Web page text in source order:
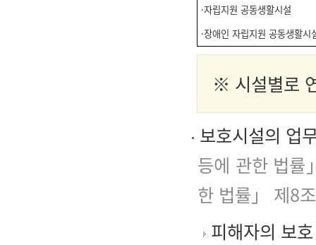
·자립지원 공동생활시설
·장애인 자립지원 공동생활시
※ 시설별로
보호시설의 업
등에 관한 법률
한 법률」 제8조
피해자의 보